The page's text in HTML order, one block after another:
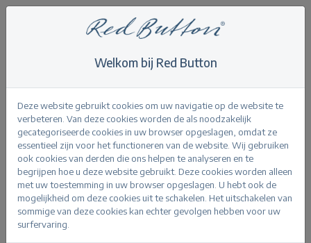
Colette & loops denim stripe
Terug
Colette & loops denim stripe bleachblue
PRODUCTINFORMATIE
Welkom bij Red Button
Deze website gebruikt cookies om uw navigatie op de website te
verbeteren. Van deze cookies worden de als noodzakelijk
gecategoriseerde cookies in uw browser opgeslagen, omdat ze
essentieel zijn voor het functioneren van de website. Wij gebruiken
ook cookies van derden die ons helpen te analyseren en te
begrijpen hoe u deze website gebruikt. Deze cookies worden alleen
met uw toestemming in uw browser opgeslagen. U hebt ook de
mogelijkheid om deze cookies uit te schakelen. Het uitschakelen van
sommige van deze cookies kan echter gevolgen hebben voor uw
surfervaring.